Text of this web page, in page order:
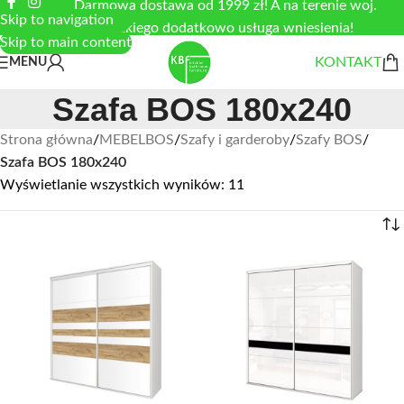
Skip to navigation
Skip to main content
Darmowa dostawa od 1999 zł! A na terenie woj.
łódzkiego dodatkowo usługa wniesienia!
MENU KONTAKT
Szafa BOS 180x240
Strona główna/MEBELBOS/Szafy i garderoby/Szafy BOS/
Szafa BOS 180x240
Wyświetlanie wszystkich wyników: 11